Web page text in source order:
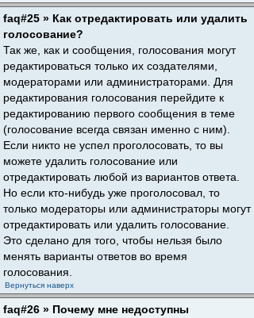
faq#25 » Как отредактировать или удалить
голосование?
Так же, как и сообщения, голосования могут
редактироваться только их создателями,
модераторами или администраторами. Для
редактирования голосования перейдите к
редактированию первого сообщения в теме
(голосование всегда связан именно с ним).
Если никто не успел проголосовать, то вы
можете удалить голосование или
отредактировать любой из вариантов ответа.
Но если кто-нибудь уже проголосовал, то
только модераторы или администраторы могут
отредактировать или удалить голосование.
Это сделано для того, чтобы нельзя было
менять варианты ответов во время
голосования.
Вернуться наверх
faq#26 » Почему мне недоступны